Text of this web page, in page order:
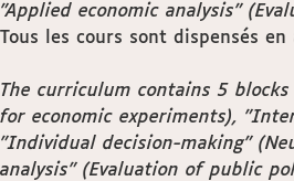
"Applied economic analysis"
Tous les cours sont dispensés en
The curriculum contains 5
for economic experiments),
"Individual decision-making"
analysis" (Evaluation of public